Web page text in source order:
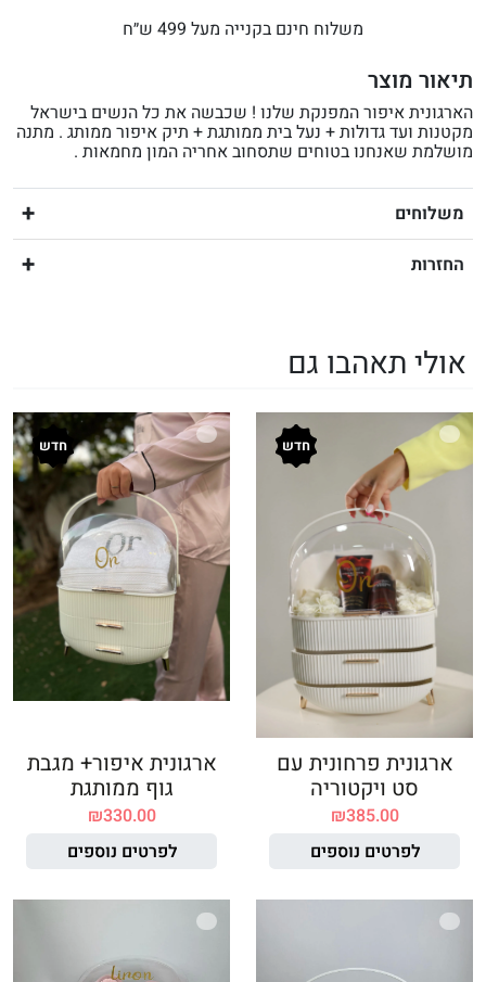
משלוח חינם בקנייה מעל 499 ש״ח
תיאור מוצר
הארגונית איפור המפנקת שלנו ! שכבשה את כל הנשים בישראל
מקטנות ועד גדולות + נעל בית ממותגת + תיק איפור ממותג . מתנה
מושלמת שאנחנו בטוחים שתסחוב אחריה המון מחמאות .
משלוחים
החזרות
אולי תאהבו גם
חדש
ארגונית פרחונית עם
סט ויקטוריה
₪385.00
לפרטים נוספים
חדש
ארגונית איפור+ מגבת
גוף ממותגת
₪330.00
לפרטים נוספים